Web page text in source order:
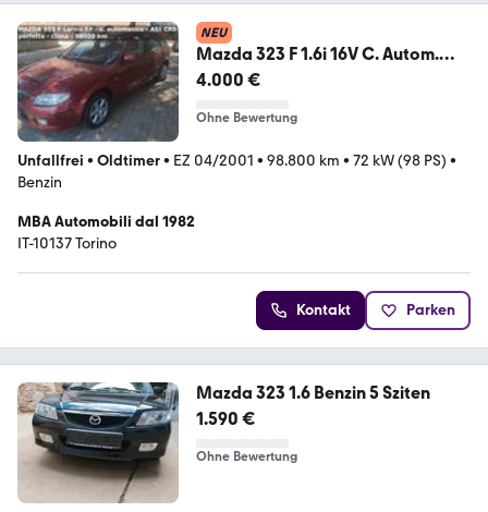
NEU
Mazda 323 F 1.6i 16V C. Autom.
ASI-CRS clima Ok
4.000 €
Ohne Bewertung
Unfallfrei • Oldtimer• EZ 04/2001 • 98.800 km • 72 kW (98 PS) •
Benzin
MBA Automobili dal 1982
IT-10137 Torino
Kontakt Parken
Mazda 323 1.6 Benzin 5 Sziten
1.590 €
Ohne Bewertung